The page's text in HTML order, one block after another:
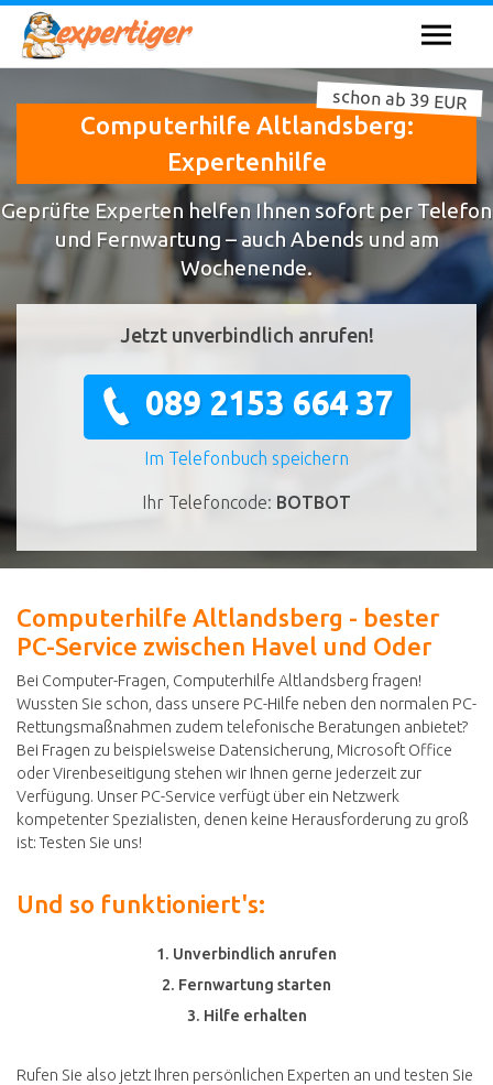
Computerhilfe Altlandsberg:
Expertenhilfe
schon ab 39 EUR
Geprüfte Experten helfen Ihnen sofort per Telefon
und Fernwartung – auch Abends und am
Wochenende.
Jetzt unverbindlich anrufen!
089 2153 664 37
Im Telefonbuch speichern
Ihr Telefoncode: BOTBOT
Computerhilfe Altlandsberg - bester
PC-Service zwischen Havel und Oder
Bei Computer-Fragen, Computerhilfe Altlandsberg fragen!
Wussten Sie schon, dass unsere PC-Hilfe neben den normalen PC-
Rettungsmaßnahmen zudem telefonische Beratungen anbietet?
Bei Fragen zu beispielsweise Datensicherung, Microsoft Office
oder Virenbeseitigung stehen wir Ihnen gerne jederzeit zur
Verfügung. Unser PC-Service verfügt über ein Netzwerk
kompetenter Spezialisten, denen keine Herausforderung zu groß
ist: Testen Sie uns!
Und so funktioniert's:
1. Unverbindlich anrufen
2. Fernwartung starten
3. Hilfe erhalten
Rufen Sie also jetzt Ihren persönlichen Experten an und testen Sie